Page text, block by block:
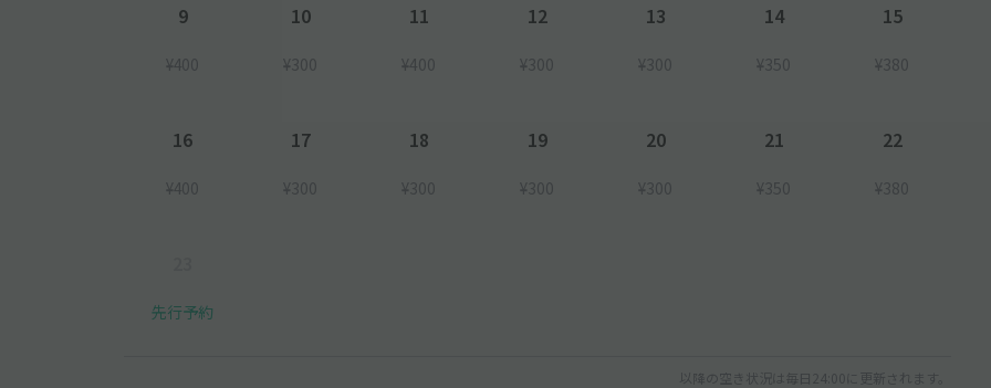
9
¥400
10
¥300
11
¥400
12
¥300
13
¥300
14
¥350
15
¥380
16
¥400
17
¥300
18
¥300
19
¥300
20
¥300
21
¥350
22
¥380
先行予約
以降の空き状況は毎日24:00に更新されます。